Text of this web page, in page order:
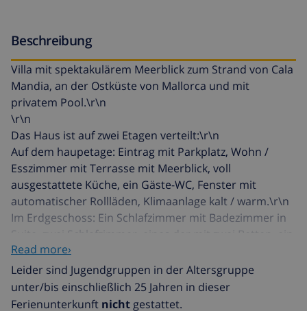
Beschreibung
Villa mit spektakulärem Meerblick zum Strand von Cala
Mandia, an der Ostküste von Mallorca und mit
privatem Pool.\r\n
\r\n
Das Haus ist auf zwei Etagen verteilt:\r\n
Auf dem haupetage: Eintrag mit Parkplatz, Wohn /
Esszimmer mit Terrasse mit Meerblick, voll
ausgestattete Küche, ein Gäste-WC, Fenster mit
automatischer Rollläden, Klimaanlage kalt / warm.\r\n
Im Erdgeschoss: Ein Schlafzimmer mit Badezimmer in
Suite, zwei Schlafzimmer, eines der mit zwei Betten, ein
weiteres mit Etagenbett, ein Bad, alle Zimmer hat
Zugang zur Terrasse, die zum Pool auf einem
niedrigeren Niveau führt.\r\n
\r\n
Read more›
Leider sind Jugendgruppen in der Altersgruppe
unter/bis einschließlich 25 Jahren in dieser
Ferienunterkunft nichtgestattet.